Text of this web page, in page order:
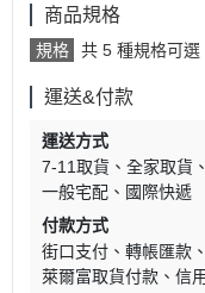
商品規格
規格 共 5 種規格可選
運送&付款
運送方式
7-11取貨
全家取貨
一般宅配
國際快遞
付款方式
街口支付
轉帳匯款
萊爾富取貨付款
信